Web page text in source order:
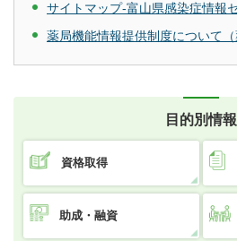
サイトマップ-富山県感染症情報
薬局機能情報提供制度について（
目的別情報
資格取得
助成・融資